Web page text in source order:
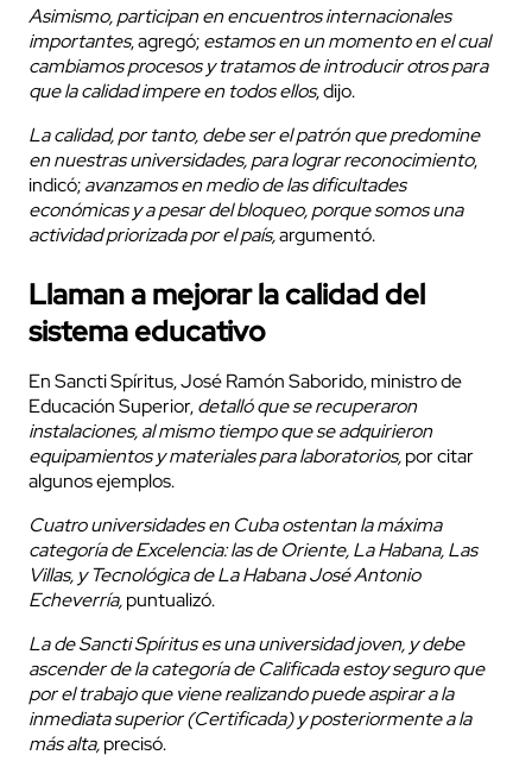
Asimismo, participan en encuentros internacionales
importantes, agregó;estamos en un momento en el cual
cambiamos procesos y tratamos de introducir otros para
que la calidad impere en todos ellos, dijo.
La calidad, por tanto, debe ser el patrón que predomine
en nuestras universidades, para lograr reconocimiento,
indicó;avanzamos en medio de las dificultades
económicas y a pesar del bloqueo, porque somos una
actividad priorizada por el país,argumentó.
Llaman a mejorar la calidad del
sistema educativo
En Sancti Spíritus, José Ramón Saborido, ministro de
Educación Superior,detalló que se recuperaron
instalaciones, al mismo tiempo que se adquirieron
equipamientos y materiales para laboratorios,por citar
algunos ejemplos.
Cuatro universidades en Cuba ostentan la máxima
categoría de Excelencia: las de Oriente, La Habana, Las
Villas, y Tecnológica de La Habana José Antonio
Echeverría,puntualizó.
La de Sancti Spíritus es una universidad joven, y debe
ascender de la categoría de Calificada estoy seguro que
por el trabajo que viene realizando puede aspirar a la
inmediata superior (Certificada) y posteriormente a la
más alta,precisó.